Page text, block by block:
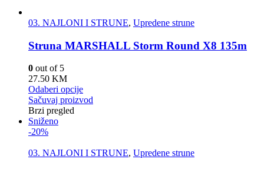
03. NAJLONI I STRUNE, Upredene strune
Struna MARSHALL Storm Round X8 135m
0 out of 5
27.50 KM
Odaberi opcije
Sačuvaj proizvod
Brzi pregled
Sniženo
-20%
03. NAJLONI I STRUNE, Upredene strune